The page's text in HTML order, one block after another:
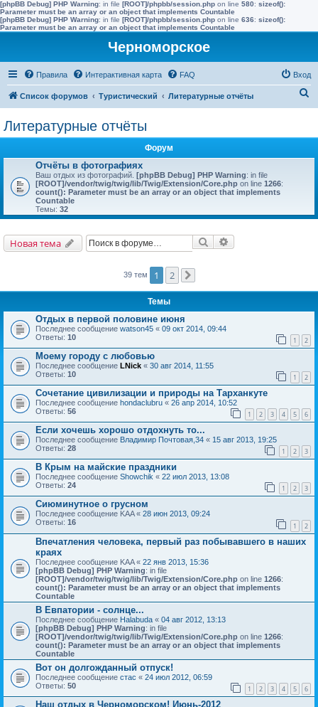
[phpBB Debug] PHP Warning: in file [ROOT]/phpbb/session.php on line 580: sizeof():
Parameter must be an array or an object that implements Countable
[phpBB Debug] PHP Warning: in file [ROOT]/phpbb/session.php on line 636: sizeof():
Parameter must be an array or an object that implements Countable
Черноморское
Правила Интерактивная карта FAQ Вход
Список форумов Туристический Литературные отчёты
Литературные отчёты
Форум
Отчёты в фотографиях
Ваш отдых из фотографий. [phpBB Debug] PHP Warning: in file
[ROOT]/vendor/twig/twig/lib/Twig/Extension/Core.php on line 1266:
count(): Parameter must be an array or an object that implements
Countable
Темы: 32
Новая тема Поиск
39 тем 1 2
Темы
Отдых в первой половине июня
Последнее сообщение watson45 « 09 окт 2014, 09:44
Ответы: 10 1 2
Моему городу с любовью
Последнее сообщение LNick « 30 авг 2014, 11:55
Ответы: 10 1 2
Сочетание цивилизации и природы на Тарханкуте
Последнее сообщение hondaclubru « 26 апр 2014, 10:52
Ответы: 56 1 2 3 4 5 6
Если хочешь хорошо отдохнуть то...
Последнее сообщение Владимир Почтовая,34 « 15 авг 2013, 19:25
Ответы: 28 1 2 3
В Крым на майские праздники
Последнее сообщение Showchik « 22 июл 2013, 13:08
Ответы: 24 1 2 3
Сиюминутное о грусном
Последнее сообщение KAA« 28 июн 2013, 09:24
Ответы: 16 1 2
Впечатления человека, первый раз побывавшего в наших
краях
Последнее сообщение KAA« 22 янв 2013, 15:36
[phpBB Debug] PHP Warning: in file
[ROOT]/vendor/twig/twig/lib/Twig/Extension/Core.php on line 1266:
count(): Parameter must be an array or an object that implements
Countable
В Евпатории - солнце...
Последнее сообщение Halabuda « 04 авг 2012, 13:13
[phpBB Debug] PHP Warning: in file
[ROOT]/vendor/twig/twig/lib/Twig/Extension/Core.php on line 1266:
count(): Parameter must be an array or an object that implements
Countable
Вот он долгожданный отпуск!
Последнее сообщение стас « 24 июл 2012, 06:59
Ответы: 50 1 2 3 4 5 6
Наш отдых в Черноморском! Июнь-2012